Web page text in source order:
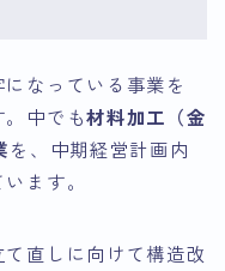
なっている事業を
。中でも材料加工（金
を、中期経営計画内
ます。
直しに向けて構造改